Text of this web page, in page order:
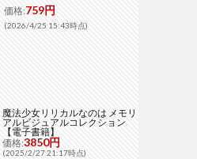
価格:759円
(2026/4/25 15:43時点)
魔法少女リリカルなのは メモリ
アルビジュアルコレクション
【電子書籍】
価格:3850円
(2025/2/27 21:17時点)